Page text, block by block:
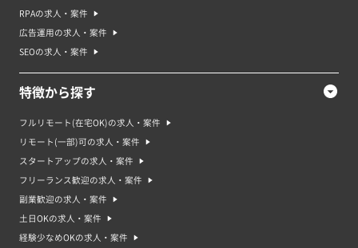
RPAの求人・案件
広告運用の求人・案件
SEOの求人・案件
特徴から探す
フルリモート(在宅OK)の求人・案件
リモート(一部)可の求人・案件
スタートアップの求人・案件
フリーランス歓迎の求人・案件
副業歓迎の求人・案件
土日OKの求人・案件
経験少なめOKの求人・案件